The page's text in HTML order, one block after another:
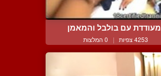
מעודדת עם בולבל והמאמן
4253 צפיות | 0 המלצות